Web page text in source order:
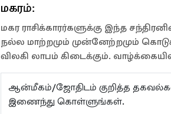
மகரம்:
மகர ராசிக்காரர்களுக்கு இந்த
நல்ல மாற்றமும் முன்னேற்றமும்
விலகி லாபம் கிடைக்கும்.
ஆன்மீகம்/ஜோதிடம் குறித்த
இணைந்து கொள்ளுங்கள்.